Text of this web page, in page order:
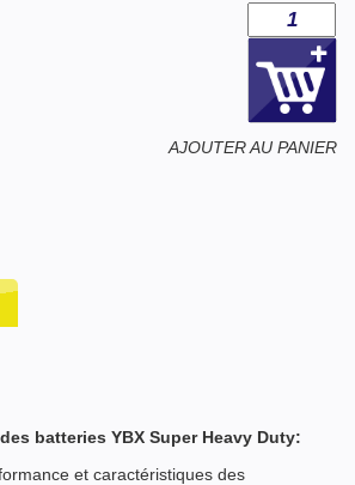
AJOUTER AU PANIER
batteries YBX Super Heavy Duty:
et caractéristiques des